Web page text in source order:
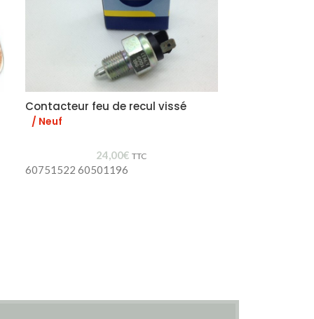
Contacteur feu de recul vissé
/ Neuf
24,00€ TTC
60751522 60501196